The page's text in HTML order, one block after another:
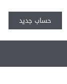
حساب جديد